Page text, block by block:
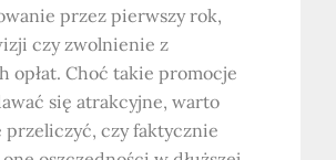
przez pierwszy rok,
czy zwolnienie z
opłat. Choć takie promocje
się atrakcyjne, warto
przeliczyć, czy faktycznie